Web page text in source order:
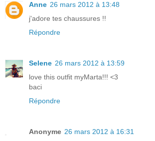
Anne 26 mars 2012 à 13:48
j'adore tes chaussures !!
Répondre
Selene 26 mars 2012 à 13:59
love this outfit myMarta!!! <3
baci
Répondre
Anonyme 26 mars 2012 à 16:31